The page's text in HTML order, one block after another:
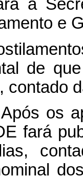
a
e
de
contado
os
fará